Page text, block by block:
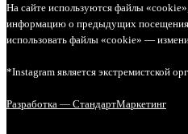
На сайте используются файлы
информацию о предыдущих
использовать файлы «cookie» —
*Instagram является экстремистской
Разработка — СтандартМаркетинг